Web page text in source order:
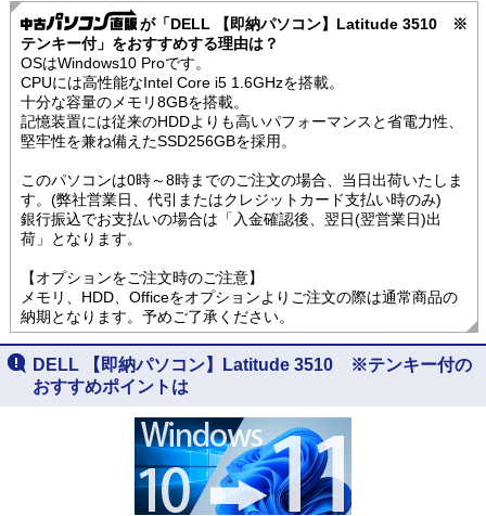
が「DELL 【即納パソコン】Latitude 3510 ※
テンキー付」をおすすめする理由は？
OSはWindows10 Proです。
CPUには高性能なIntel Core i5 1.6GHzを搭載。
十分な容量のメモリ8GBを搭載。
記憶装置には従来のHDDよりも高いパフォーマンスと省電力性、
堅牢性を兼ね備えたSSD256GBを採用。
このパソコンは0時～8時までのご注文の場合、当日出荷いたしま
す。(弊社営業日、代引またはクレジットカード支払い時のみ)
銀行振込でお支払いの場合は「入金確認後、翌日(翌営業日)出
荷」となります。
【オプションをご注文時のご注意】
メモリ、HDD、Officeをオプションよりご注文の際は通常商品の
納期となります。予めご了承ください。
DELL 【即納パソコン】Latitude 3510 ※テンキー付の
おすすめポイントは